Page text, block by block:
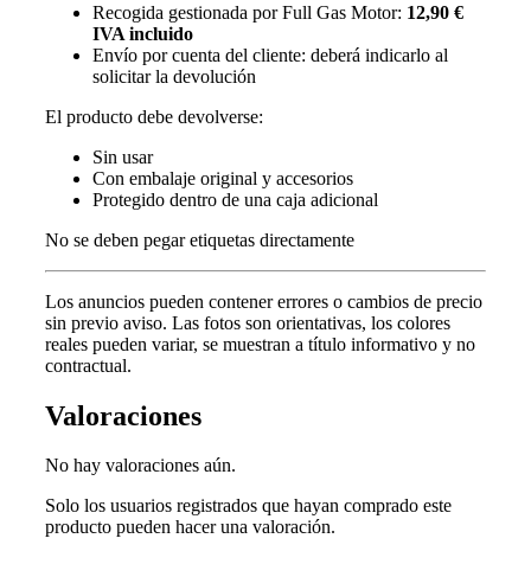
Recogida gestionada por Full Gas Motor: 12,90 €
IVA incluido
Envío por cuenta del cliente: deberá indicarlo al
solicitar la devolución
El producto debe devolverse:
Sin usar
Con embalaje original y accesorios
Protegido dentro de una caja adicional
No se deben pegar etiquetas directamente
Los anuncios pueden contener errores o cambios de precio
sin previo aviso. Las fotos son orientativas, los colores
reales pueden variar, se muestran a título informativo y no
contractual.
Valoraciones
No hay valoraciones aún.
Solo los usuarios registrados que hayan comprado este
producto pueden hacer una valoración.